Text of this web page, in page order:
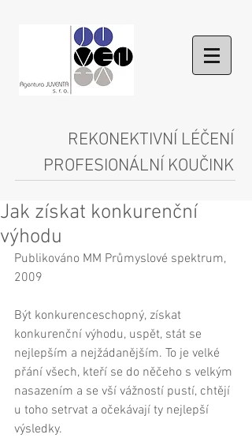
PROFESIONÁLNÍ KOUČINK
REKONEKTIVNÍ LÉČENÍ
Jak získat konkurenční
výhodu
Publikováno MM Průmyslové spektrum,
2009
Být konkurenceschopný, získat
konkurenční výhodu, uspět, stát se
nejlepším a nejžádanějším. To je velké
přání všech, kteří se do něčeho s velkým
nasazením a se vší vážností pustí, chtějí
u toho setrvat a očekávají ty nejlepší
výsledky.